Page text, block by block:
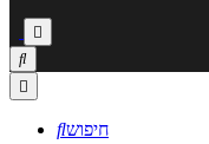



חיפוש